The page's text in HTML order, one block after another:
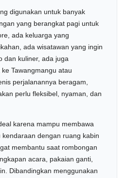
digunakan untuk banyak
yang berangkat pagi untuk
ada keluarga yang
ada wisatawan yang ingin
dan kuliner, ada juga
Tawangmangu atau
perjalanannya beragam,
perlu fleksibel, nyaman, dan
karena mampu membawa
dengan ruang kabin
membantu saat rombongan
acara, pakaian ganti,
Dibandingkan menggunakan